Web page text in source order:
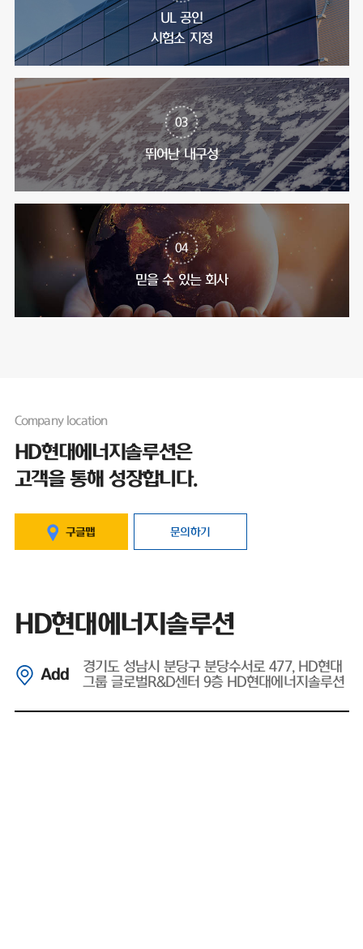
UL 공인
시험소 지정
03
뛰어난 내구성
04
믿을 수 있는 회사
Company location
HD현대에너지솔루션은
고객을 통해 성장합니다.
구글맵 문의하기
HD현대에너지솔루션
Add
경기도 성남시 분당구 분당수서로 477, HD현대
그룹 글로벌R&D센터 9층 HD현대에너지솔루션